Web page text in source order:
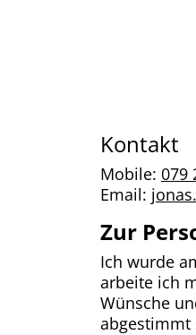
Kontakt
Mobile: 079
Email:
Zur
Ich wurde
arbeite ich
Wünsche
abgestimmt